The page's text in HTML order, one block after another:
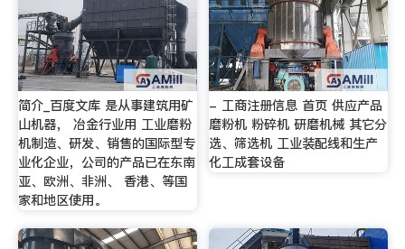
简介_百度文库 是从事建筑用矿
山机器， 冶金行业用 工业磨粉
机制造、研发、销售的国际型专
业化企业，公司的产品已在东南
亚、欧洲、非洲、 香港、等国
家和地区使用。
- 工商注册信息 首页 供应产品
磨粉机 粉碎机 研磨机械 其它分
选、筛选机 工业装配线和生产
化工成套设备